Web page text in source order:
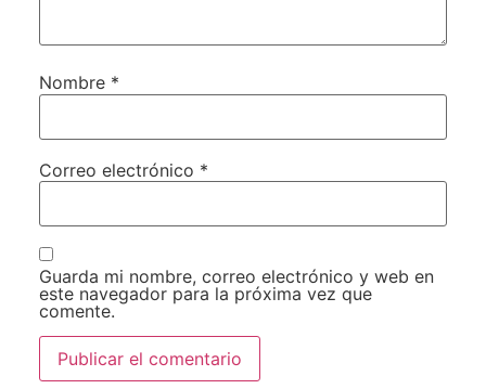
Nombre *
Correo electrónico *
Guarda mi nombre, correo electrónico y web en
este navegador para la próxima vez que
comente.